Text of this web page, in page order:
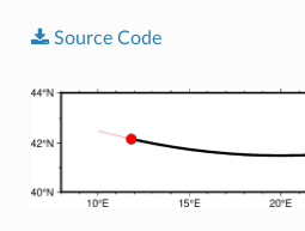
Source Code